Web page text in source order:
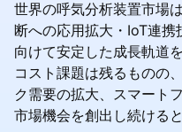
世界の呼気分析装置市場
断への応用拡大・IoT連
向けて安定した成長軌道
コスト課題は残るものの
ク需要の拡大、スマート
市場機会を創出し続ける